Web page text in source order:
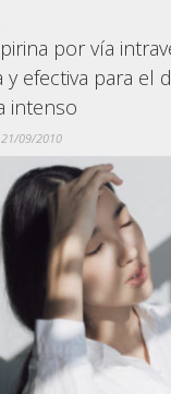
de café por
síntomas de
07/2009